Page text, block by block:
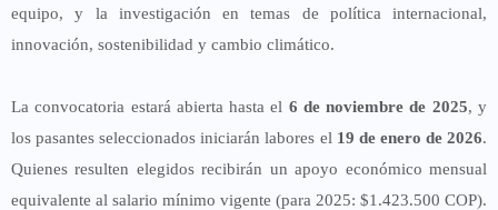
equipo, y la investigación en temas de política internacional,
innovación, sostenibilidad y cambio climático.
La convocatoria estará abierta hasta el 6 de noviembre de 2025, y
los pasantes seleccionados iniciarán labores el 19 de enero de 2026.
Quienes resulten elegidos recibirán un apoyo económico mensual
equivalente al salario mínimo vigente (para 2025: $1.423.500 COP).